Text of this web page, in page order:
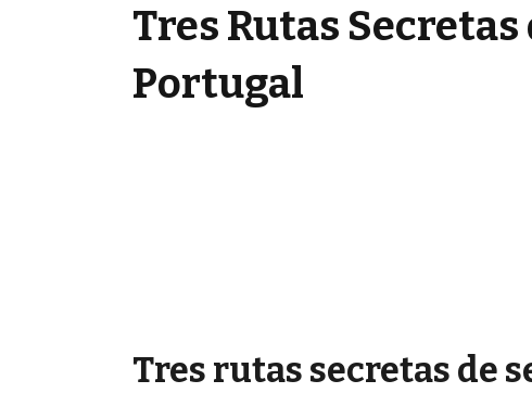
Tres Rutas
Portugal
Tres rutas secretas de